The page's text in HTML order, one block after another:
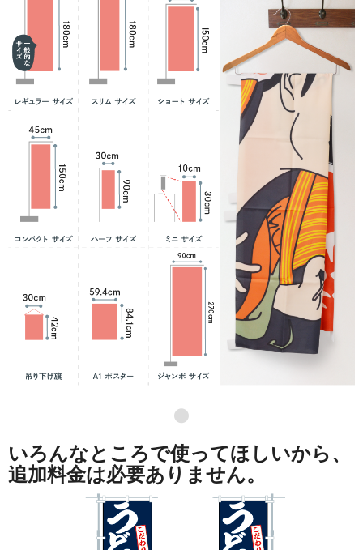
●
いろんなところで使ってほしいから、
追加料金は必要ありません。